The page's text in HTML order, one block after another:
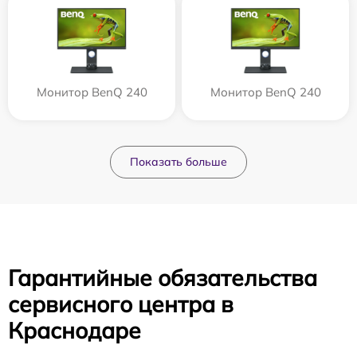
Монитор BenQ 240 Монитор BenQ 240
Показать больше
Гарантийные обязательства
сервисного центра в
Краснодаре